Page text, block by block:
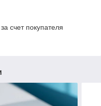
счет покупателя